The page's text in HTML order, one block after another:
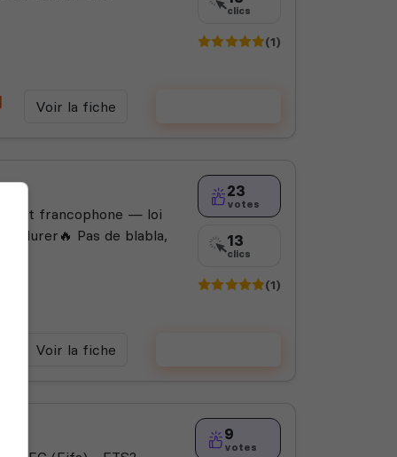
clics
(1)
Voir la fiche
francophone — loi
durer🔥 Pas de blabla,
23
votes
13
clics
(1)
Voir la fiche
9
votes